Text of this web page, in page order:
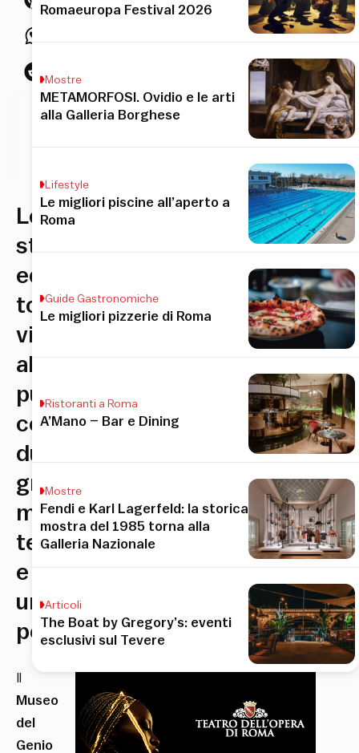
Lo
storico
edifico
torna
visitabile
al
pubblico
con
due
grandi
mostre
temporanee
e
un’esposizione
permanente
Museo
del
Genio
Romaeuropa Festival 2026
Mostre
METAMORFOSI. Ovidio e le arti
alla Galleria Borghese
Lifestyle
Le migliori piscine all’aperto a
Roma
Guide Gastronomiche
Le migliori pizzerie di Roma
Ristoranti a Roma
A’Mano – Bar e Dining
Mostre
Fendi e Karl Lagerfeld: la storica
mostra del 1985 torna alla
Galleria Nazionale
Articoli
The Boat by Gregory’s: eventi
esclusivi sul Tevere